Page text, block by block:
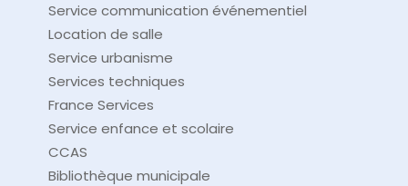
Service communication événementiel
Location de salle
Service urbanisme
Services techniques
France Services
Service enfance et scolaire
CCAS
Bibliothèque municipale